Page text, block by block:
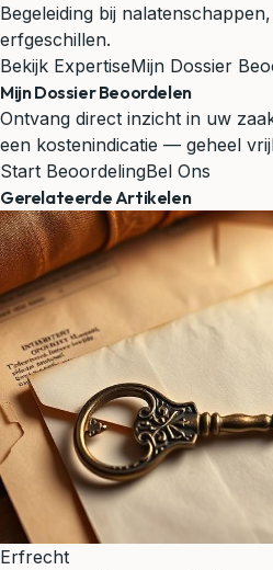
Begeleiding bij
erfgeschillen.
Bekijk ExpertiseMijn Dossier
Mijn Dossier Beoordelen
Ontvang direct inzicht in uw
een kostenindicatie — geheel
Start BeoordelingBel Ons
Gerelateerde Artikelen
Erfrecht